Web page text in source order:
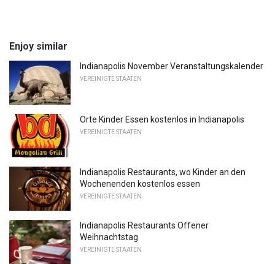
Enjoy similar
Indianapolis November Veranstaltungskalender
VEREINIGTE STAATEN
Orte Kinder Essen kostenlos in Indianapolis
VEREINIGTE STAATEN
Indianapolis Restaurants, wo Kinder an den
Wochenenden kostenlos essen
VEREINIGTE STAATEN
Indianapolis Restaurants Offener
Weihnachtstag
VEREINIGTE STAATEN